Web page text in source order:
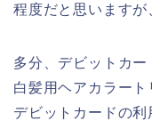
程度だと思いますが
多分、デビットカ
白髪用ヘアカラート
デビットカードの